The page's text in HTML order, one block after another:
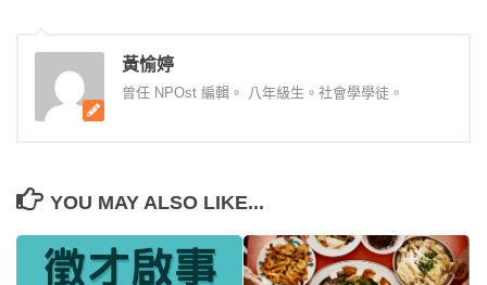
黃愉婷
曾任 NPOst 編輯。 八年級生。社會學學徒。
YOU MAY ALSO LIKE...